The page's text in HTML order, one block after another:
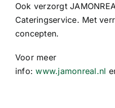
Commissies
Ook verzorgt
Cateringservice. Met
concepten.
Voor meer
info:www.jamonreal.nl